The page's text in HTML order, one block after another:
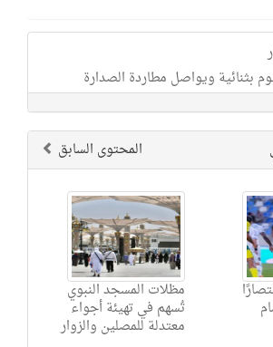
بثنائية ويواصل مطاردة الصدارة
المحتوى السابق
مظلات المسجد النبوي
تُسهم في تهيئة أجواء
معتدلة للمصلين والزوار